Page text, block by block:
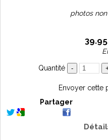
photos
39.95
Quantité
Envoyer cette
Partager